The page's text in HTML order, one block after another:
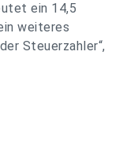
ein 14,5
weiteres
Steuerzahler“,